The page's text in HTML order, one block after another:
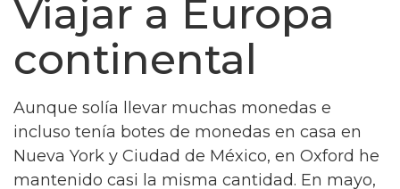
Viajar a Europa
continental
Aunque solía llevar muchas monedas e
incluso tenía botes de monedas en casa en
Nueva York y Ciudad de México, en Oxford he
mantenido casi la misma cantidad. En mayo,